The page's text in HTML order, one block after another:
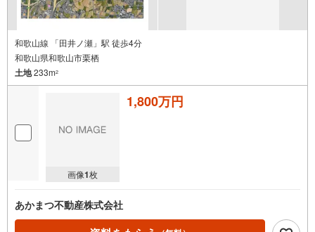
和歌山線 「田井ノ瀬」駅 徒歩4分
和歌山県和歌山市栗栖
土地233m2
画像1枚
1,800万円
あかまつ不動産株式会社